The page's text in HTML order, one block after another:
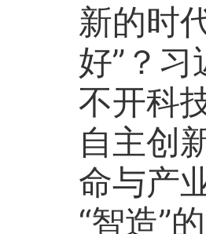
新的时
好”？
不开科
自主创
命与产
“智造”